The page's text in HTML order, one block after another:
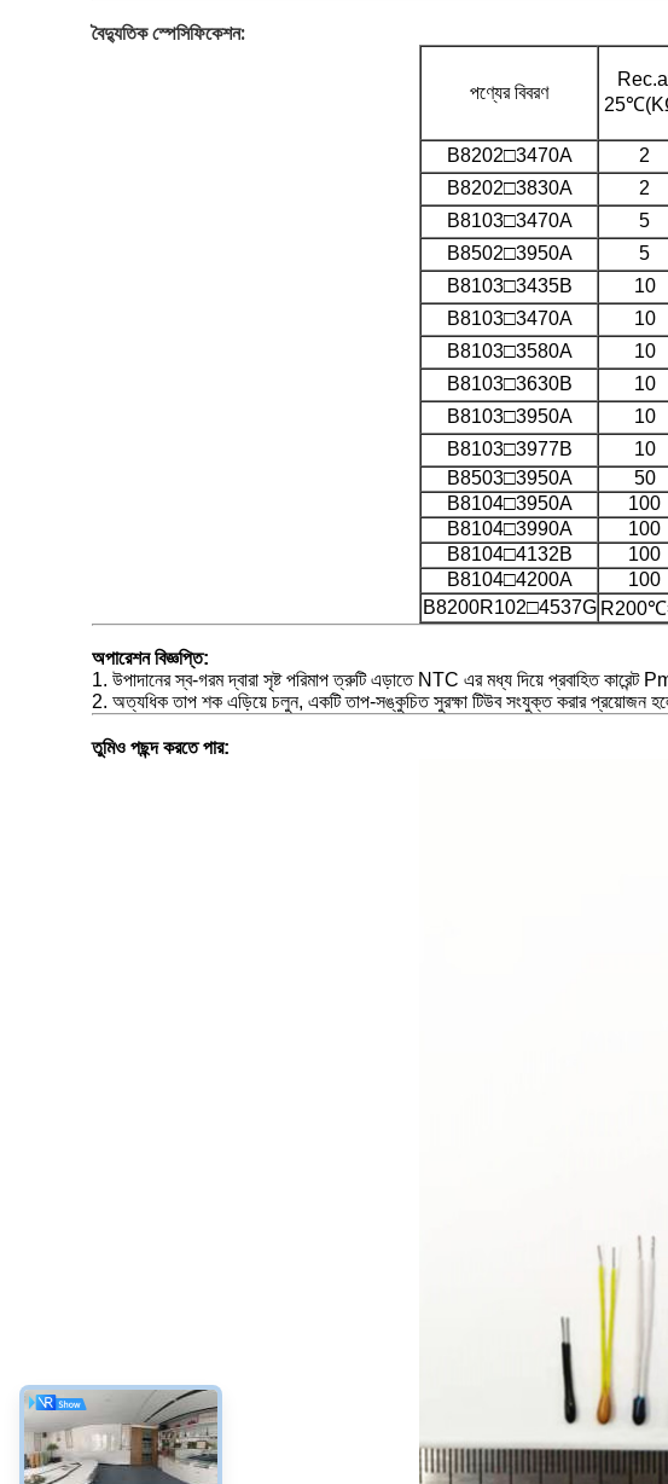
বৈদ্যুতিক স্পেসিফিকেশন:
পণ্যের বিবরণ
B8202□3470A
2
B8202□3830A 2
B8103□3470A
5
B8502□3950A
5
B8103□3435B
10
B8103□3470A
10
B8103□3580A
10
B8103□3630B
10
B8103□3950A
10
B8103□3977B
10
B8503□3950A
50
B8104□3950A
100
B8104□3990A
100
B8104□4132B
100
B8104□4200A
100
B8200R102□4537G
অপারেশন বিজ্ঞপ্তি:
1. উপাদানের স্ব-গরম দ্বারা সৃষ্ট পরিমাপ ত্রুটি এড়াতে NTC এর মধ্য দিয়ে প্রবাহিত কারেন্ট
2. অত্যধিক তাপ শক এড়িয়ে চলুন, একটি তাপ-সঙ্কুচিত সুরক্ষা টিউব সংযুক্ত করার প্রয়োজন হলে
তুমিও পছন্দ করতে পার: